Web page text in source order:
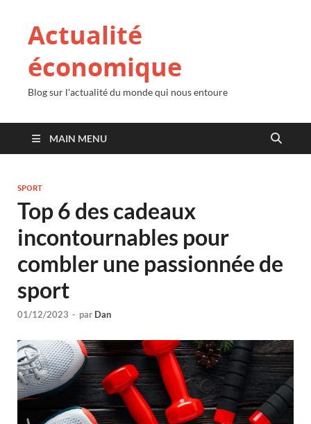
Actualité
économique
Blog sur l'actualité du monde qui nous entoure
MAIN MENU
SPORT
Top 6 des cadeaux
incontournables pour
combler une passionnée de
sport
01/12/2023 - par Dan